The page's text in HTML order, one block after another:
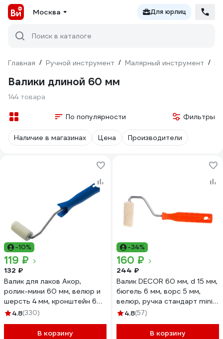
Москва Для юрлиц
Поиск в каталоге
Главная / Ручной инструмент / Малярный инструмент /
Валики длиной 60 мм
144 товара
По популярности Фильтры
Наличие в магазинах Цена Производители
-10%
119 ₽
132 ₽
Валик для лаков Акор,
ролик-мини 60 мм, велюр и
шерсть 4 мм, кронштейн 6
мм, Мастер 501 30 060
4.8(330)
В корзину
-34%
160 ₽
244 ₽
Валик DECOR 60 мм, d 15 мм,
бюгель 6 мм, ворс 5 мм,
велюр, ручка стандарт mini
903-3060
4.8(57)
В корзину